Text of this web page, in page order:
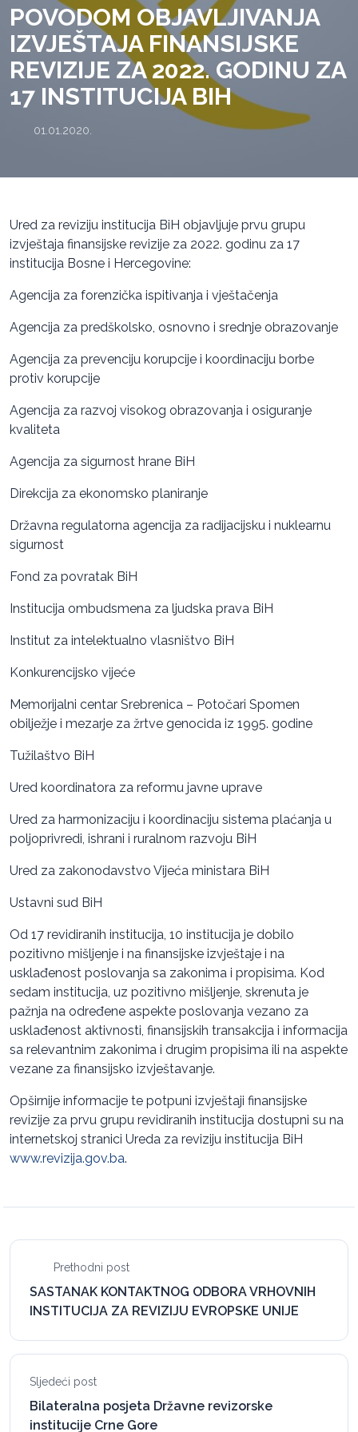
POVODOM OBJAVLJIVANJA
IZVJEŠTAJA FINANSIJSKE
REVIZIJE ZA 2022. GODINU ZA
17 INSTITUCIJA BIH
01.01.2020.
Ured za reviziju institucija BiH objavljuje prvu grupu
izvještaja finansijske revizije za 2022. godinu za 17
institucija Bosne i Hercegovine:
Agencija za forenzička ispitivanja i vještačenja
Agencija za predškolsko, osnovno i srednje obrazovanje
Agencija za prevenciju korupcije i koordinaciju borbe
protiv korupcije
Agencija za razvoj visokog obrazovanja i osiguranje
kvaliteta
Agencija za sigurnost hrane BiH
Direkcija za ekonomsko planiranje
Državna regulatorna agencija za radijacijsku i nuklearnu
sigurnost
Fond za povratak BiH
Institucija ombudsmena za ljudska prava BiH
Institut za intelektualno vlasništvo BiH
Konkurencijsko vijeće
Memorijalni centar Srebrenica – Potočari Spomen
obilježje i mezarje za žrtve genocida iz 1995. godine
Tužilaštvo BiH
Ured koordinatora za reformu javne uprave
Ured za harmonizaciju i koordinaciju sistema plaćanja u
poljoprivredi, ishrani i ruralnom razvoju BiH
Ured za zakonodavstvo Vijeća ministara BiH
Ustavni sud BiH
Od 17 revidiranih institucija, 10 institucija je dobilo
pozitivno mišljenje i na finansijske izvještaje i na
usklađenost poslovanja sa zakonima i propisima. Kod
sedam institucija, uz pozitivno mišljenje, skrenuta je
pažnja na određene aspekte poslovanja vezano za
usklađenost aktivnosti, finansijskih transakcija i informacija
sa relevantnim zakonima i drugim propisima ili na aspekte
vezane za finansijsko izvještavanje.
Opširnije informacije te potpuni izvještaji finansijske
revizije za prvu grupu revidiranih institucija dostupni su na
internetskoj stranici Ureda za reviziju institucija BiH
www.revizija.gov.ba.
Prethodni post
SASTANAK KONTAKTNOG ODBORA VRHOVNIH
INSTITUCIJA ZA REVIZIJU EVROPSKE UNIJE
Sljedeći post
Bilateralna posjeta Državne revizorske
institucije Crne Gore